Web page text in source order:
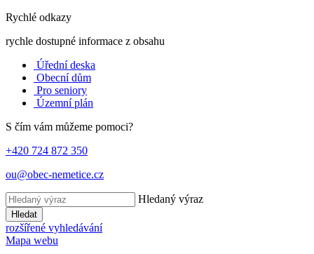
Rychlé odkazy
rychle dostupné informace z obsahu
Úřední deska
Obecní dům
Pro seniory
Územní plán
S čím vám můžeme pomoci?
+420 724 872 350
ou@obec-nemetice.cz
Hledaný výraz
Hledat
rozšířené vyhledávání
Mapa webu